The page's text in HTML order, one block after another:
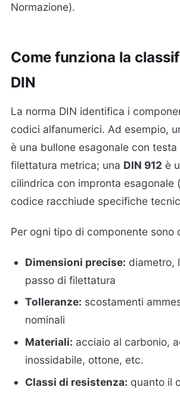
Normazione).
Come funziona la
DIN
La norma DIN identifica i
codici alfanumerici. Ad esempio,
è una bullone esagonale con
filettatura metrica; una DIN 912 è
cilindrica con impronta esagonale
codice racchiude specifiche
Per ogni tipo di componente sono
Dimensioni precise: diametro,
passo di filettatura
Tolleranze: scostamenti
nominali
Materiali: acciaio al carbonio,
inossidabile, ottone, etc.
Classi di resistenza: quanto il